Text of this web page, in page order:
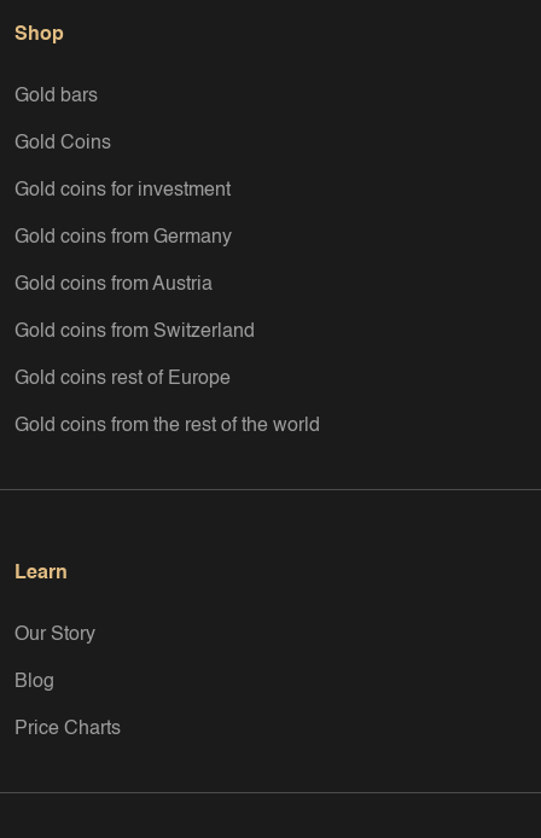
Shop
Gold bars
Gold Coins
Gold coins for investment
Gold coins from Germany
Gold coins from Austria
Gold coins from Switzerland
Gold coins rest of Europe
Gold coins from the rest of the world
Learn
Our Story
Blog
Price Charts